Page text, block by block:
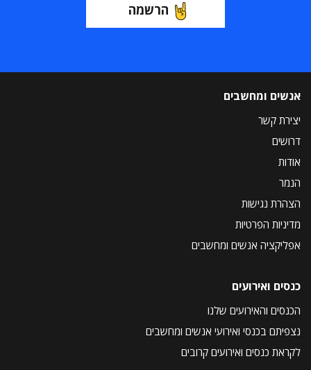
הרשמה
אנשים ומחשבים
יצירת קשר
דרושים
אודות
הנמר
הצהרת נגישות
מדיניות הפרטיות
אפליקציה אנשים ומחשבים
כנסים ואירועים
הכנסים והאירועים שלנו
נצפיתם בכנסי ואירועי אנשים ומחשבים
לקראת כנסים ואירועים קרובים